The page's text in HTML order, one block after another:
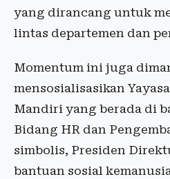
yang dirancang untuk
lintas departemen dan
Momentum ini juga
mensosialisasikan
Mandiri yang berada di
Bidang HR dan
simbolis, Presiden
bantuan sosial